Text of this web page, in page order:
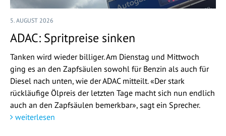
5. AUGUST 2026
ADAC: Spritpreise sinken
Tanken wird wieder billiger. Am Dienstag und Mittwoch
ging es an den Zapfsäulen sowohl für Benzin als auch für
Diesel nach unten, wie der ADAC mitteilt. «Der stark
rückläufige Ölpreis der letzten Tage macht sich nun endlich
auch an den Zapfsäulen bemerkbar», sagt ein Sprecher.
weiterlesen